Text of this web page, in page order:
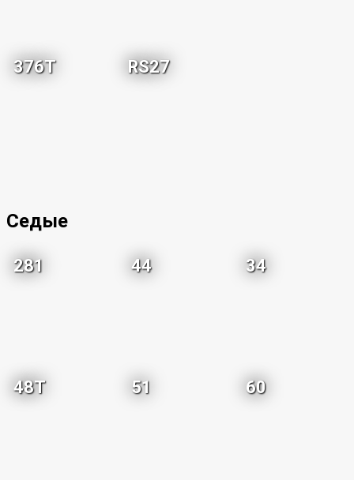
376T RS27
Седые
281 44 34
48T 51 60